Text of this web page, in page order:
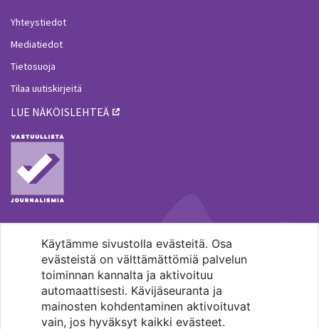
Käytämme sivustolla evästeitä. Osa
evästeistä on välttämättömiä palvelun
toiminnan kannalta ja aktivoituu
automaattisesti. Kävijäseuranta ja
mainosten kohdentaminen aktivoituvat
vain, jos hyväksyt kaikki evästeet.
Yhteystiedot
Mediatiedot
Tietosuoja
Tilaa uutiskirjeitä
LUE NÄKÖISLEHTEÄ
MENOHAKU